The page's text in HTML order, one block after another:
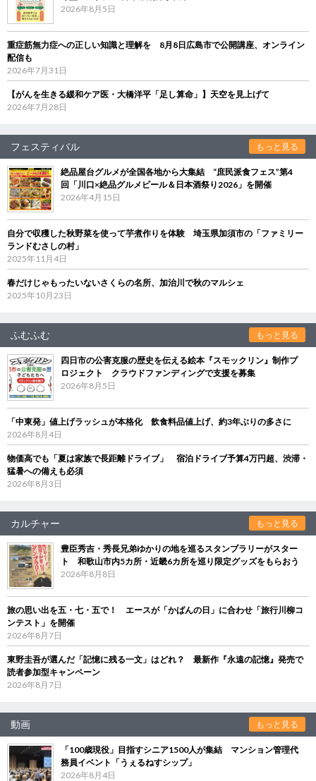
2026年8月5日
重症筋無力症への正しい知識と理解を 8月8日広島市で公開講座、オンライン
配信も
2026年7月31日
【がんを生きる緩和ケア医・大橋洋平「足し算命」】天空を見上げて
2026年7月28日
フェスティバル もっと見る
絶品屋台グルメが全国各地から大集結 “庶民派食フェス”第4
回「川口×絶品グルメビール＆日本酒祭り2026」を開催
2026年4月15日
自分で収穫した秋野菜を使って芋煮作りを体験 埼玉県加須市の「ファミリー
ランドむさしの村」
2025年11月4日
春だけじゃもったいないさくらの名所、加治川で秋のマルシェ
2025年10月23日
ふむふむ もっと見る
四日市の公害克服の歴史を伝える絵本『スモックリン』制作プ
ロジェクト クラウドファンディングで支援を募集
2026年8月5日
「中東発」値上げラッシュが本格化 飲食料品値上げ、約3年ぶりの多さに
2026年8月4日
物価高でも「夏は家族で長距離ドライブ」 宿泊ドライブ予算4万円超、渋滞・
猛暑への備えも必須
2026年8月3日
カルチャー もっと見る
豊臣秀吉・秀長兄弟ゆかりの地を巡るスタンプラリーがスター
ト 和歌山市内5カ所・近畿6カ所を巡り限定グッズをもらおう
2026年8月8日
旅の思い出を五・七・五で！ エースが「かばんの日」に合わせ「旅行川柳コ
ンテスト」を開催
2026年8月7日
東野圭吾が選んだ「記憶に残る一文」はどれ？ 最新作『永遠の記憶』発売で
読者参加型キャンペーン
2026年8月7日
動画 もっと見る
「100歳現役」目指すシニア1500人が集結 マンション管理代
務員イベント「うぇるねすシップ」
2026年8月4日